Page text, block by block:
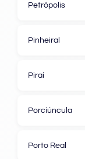
Petrópolis
Pinheiral
Piraí
Porciúncula
Porto Real